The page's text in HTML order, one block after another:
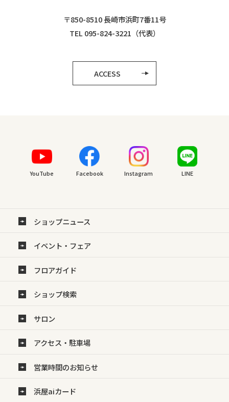
〒850-8510 長崎市浜町7番11号
TEL 095-824-3221（代表）
ACCESS
YouTube Facebook Instagram LINE
ショップニュース
イベント・フェア
フロアガイド
ショップ検索
サロン
アクセス・駐車場
営業時間のお知らせ
浜屋aiカード